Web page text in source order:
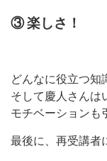
③ 楽しさ！
どんなに役立つ知
そして慶人さんは
モチベーションも
最後に、再受講者